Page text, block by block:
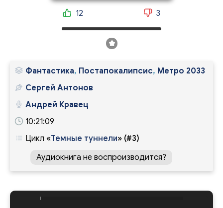
12 3
Фантастика, Постапокалипсис, Метро 2033
Сергей Антонов
Андрей Кравец
10:21:09
Цикл «Темные туннели» (#3)
Аудиокнига не воспроизводится?